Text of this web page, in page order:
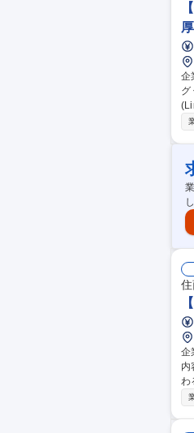
企業名 Ｈ
グ 仕事の内容 ■半導体部材世界No.1メーカーの長坂工場にて、新卒・中途採用の企画運営、研修サポート、SNS
企業名
内
わ